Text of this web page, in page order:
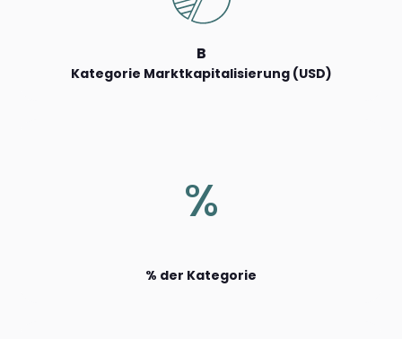
B
Kategorie Marktkapitalisierung (USD)
%
% der Kategorie